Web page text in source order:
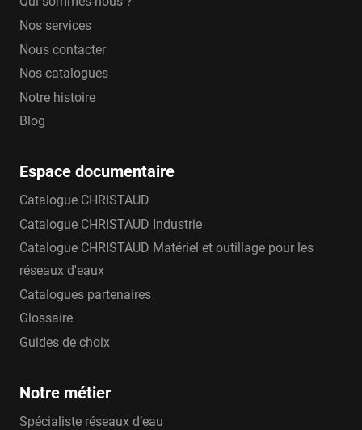
Nos services
Nous contacter
Nos catalogues
Notre histoire
Blog
Espace documentaire
Catalogue CHRISTAUD
Catalogue CHRISTAUD Industrie
Catalogue CHRISTAUD Matériel et outillage pour les
réseaux d'eaux
Catalogues partenaires
Glossaire
Guides de choix
Notre métier
Spécialiste réseaux d’eau